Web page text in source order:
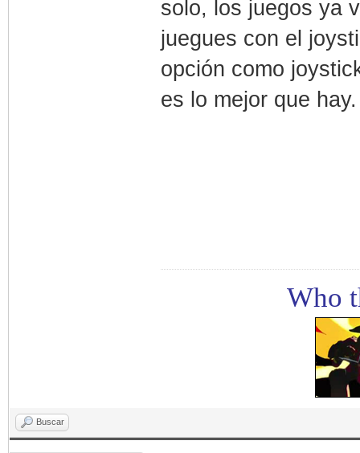
solo, los juegos ya
juegues con el
opción como
es lo mejor que hay.
Who
Buscar